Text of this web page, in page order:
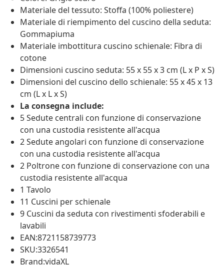
Materiale del tessuto: Stoffa (100% poliestere)
Materiale di riempimento del cuscino della seduta:
Gommapiuma
Materiale imbottitura cuscino schienale: Fibra di
cotone
Dimensioni cuscino seduta: 55 x 55 x 3 cm (L x P x S)
Dimensioni del cuscino dello schienale: 55 x 45 x 13
cm (L x L x S)
La consegna include:
5 Sedute centrali con funzione di conservazione
con una custodia resistente all'acqua
2 Sedute angolari con funzione di conservazione
con una custodia resistente all'acqua
2 Poltrone con funzione di conservazione con una
custodia resistente all'acqua
1 Tavolo
11 Cuscini per schienale
9 Cuscini da seduta con rivestimenti sfoderabili e
lavabili
EAN:8721158739773
SKU:3326541
Brand:vidaXL